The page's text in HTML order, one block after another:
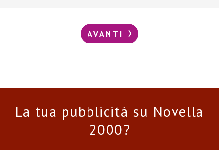
AVANTI
La tua pubblicità su Novella
2000?